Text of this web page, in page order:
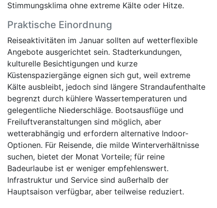
Stimmungsklima ohne extreme Kälte oder Hitze.
Praktische Einordnung
Reiseaktivitäten im Januar sollten auf wetterflexible
Angebote ausgerichtet sein. Stadterkundungen,
kulturelle Besichtigungen und kurze
Küstenspaziergänge eignen sich gut, weil extreme
Kälte ausbleibt, jedoch sind längere Strandaufenthalte
begrenzt durch kühlere Wassertemperaturen und
gelegentliche Niederschläge. Bootsausflüge und
Freiluftveranstaltungen sind möglich, aber
wetterabhängig und erfordern alternative Indoor-
Optionen. Für Reisende, die milde Winterverhältnisse
suchen, bietet der Monat Vorteile; für reine
Badeurlaube ist er weniger empfehlenswert.
Infrastruktur und Service sind außerhalb der
Hauptsaison verfügbar, aber teilweise reduziert.